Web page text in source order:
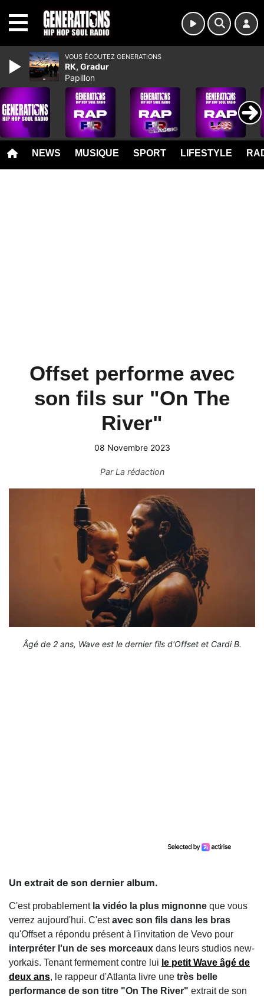
NEWS MUSIQUE SPORT LIFESTYLE
Offset performe avec
son fils sur "On The
River"
08 Novembre 2023
ParLa rédaction
Âgé de 2 ans, Wave est le dernier fils d'Offset et Cardi B.
Un extrait de son dernier album.
C'est probablement la vidéo la plus mignonne que vous
verrez aujourd'hui. C'estavec son fils dans les bras
qu'Offset a répondu présent à l'invitation de Vevo pour
interpréter l'un de ses morceaux dans leurs studios new-
yorkais. Tenant fermement contre lui le petit Wave âgé de
deux ans, le rappeur d'Atlanta livre une très belle
performance de son titre "On The River" extrait de son
VOUS ÉCOUTEZ GENERATIONS
RK, Gradur
Papillon